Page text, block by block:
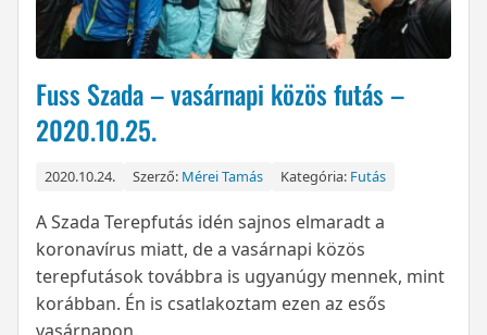
Fuss Szada – vasárnapi közös futás –
2020.10.25.
2020.10.24. Szerző: Mérei Tamás Kategória: Futás
A Szada Terepfutás idén sajnos elmaradt a
koronavírus miatt, de a vasárnapi közös
terepfutások továbbra is ugyanúgy mennek, mint
korábban. Én is csatlakoztam ezen az esős
vasárnapon.